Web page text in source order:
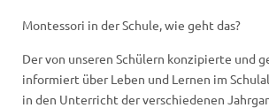
Montessori in der Schule, wie geht das?
Der von unseren Schülern konzipierte und
informiert über Leben und Lernen im
in den Unterricht der verschiedenen